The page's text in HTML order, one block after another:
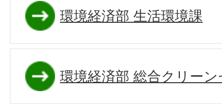
環境経済部 生活環境課
環境経済部 総合クリー